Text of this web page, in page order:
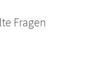
Fragen